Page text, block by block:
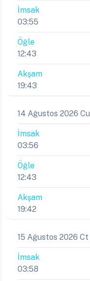
İmsak
03:55
Öğle
12:43
Akşam
19:43
14 Ağustos 2026 Cu
İmsak
03:56
Öğle
12:43
Akşam
19:42
15 Ağustos 2026 Ct
İmsak
03:58